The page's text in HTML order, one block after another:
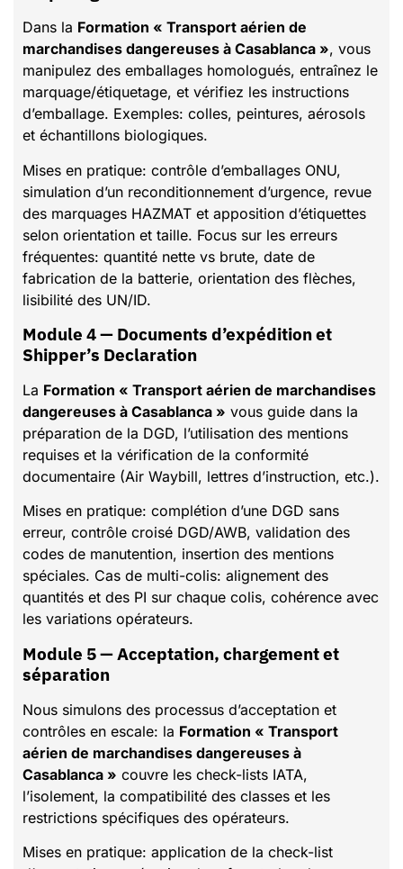
Dans la Formation « Transport aérien de
marchandises dangereuses à Casablanca », vous
manipulez des emballages homologués, entraînez le
marquage/étiquetage, et vérifiez les instructions
d’emballage. Exemples: colles, peintures, aérosols
et échantillons biologiques.
Mises en pratique: contrôle d’emballages ONU,
simulation d’un reconditionnement d’urgence, revue
des marquages HAZMAT et apposition d’étiquettes
selon orientation et taille. Focus sur les erreurs
fréquentes: quantité nette vs brute, date de
fabrication de la batterie, orientation des flèches,
lisibilité des UN/ID.
Module 4 — Documents d’expédition et
Shipper’s Declaration
La Formation « Transport aérien de marchandises
dangereuses à Casablanca » vous guide dans la
préparation de la DGD, l’utilisation des mentions
requises et la vérification de la conformité
documentaire (Air Waybill, lettres d’instruction, etc.).
Mises en pratique: complétion d’une DGD sans
erreur, contrôle croisé DGD/AWB, validation des
codes de manutention, insertion des mentions
spéciales. Cas de multi-colis: alignement des
quantités et des PI sur chaque colis, cohérence avec
les variations opérateurs.
Module 5 — Acceptation, chargement et
séparation
Nous simulons des processus d’acceptation et
contrôles en escale: la Formation « Transport
aérien de marchandises dangereuses à
Casablanca » couvre les check-lists IATA,
l’isolement, la compatibilité des classes et les
restrictions spécifiques des opérateurs.
Mises en pratique: application de la check-list